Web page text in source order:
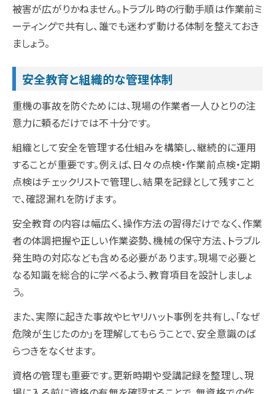
被害が広がりかねません。トラブル時の行動手順は作業前ミ
ーティングで共有し、誰でも迷わず動ける体制を整えておき
ましょう。
安全教育と組織的な管理体制
重機の事故を防ぐためには、現場の作業者一人ひとりの注
意力に頼るだけでは不十分です。
組織として安全を管理する仕組みを構築し、継続的に運用
することが重要です。例えば、日々の点検・作業前点検・定期
点検はチェックリストで管理し、結果を記録として残すこと
で、確認漏れを防げます。
安全教育の内容は幅広く、操作方法の習得だけでなく、作業
者の体調把握や正しい作業姿勢、機械の保守方法、トラブル
発生時の対応なども含める必要があります。現場で必要と
なる知識を総合的に学べるよう、教育項目を設計しましょ
う。
また、実際に起きた事故やヒヤリハット事例を共有し、「なぜ
危険が生じたのか」を理解してもらうことで、安全意識のば
らつきをなくせます。
資格の管理も重要です。更新時期や受講記録を整理し、現